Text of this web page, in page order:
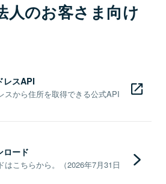
人のお客さま向け
レスAPI
スから住所を取得できる公式API
ロード
こちらから。（2026年7月31日